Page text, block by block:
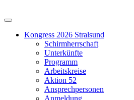
Kongress 2026 Stralsund
Schirmherrschaft
Unterkünfte
Programm
Arbeitskreise
Aktion 52
Ansprechpersonen
Anmeldung